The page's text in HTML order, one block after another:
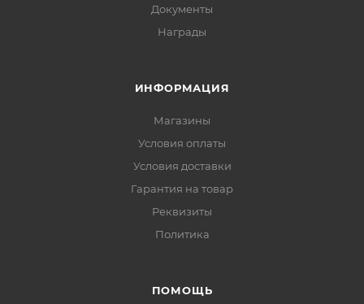
Документы
Награды
ИНФОРМАЦИЯ
Магазины
Условия оплаты
Условия доставки
Гарантия на товар
Реквизиты
Политика
ПОМОЩЬ